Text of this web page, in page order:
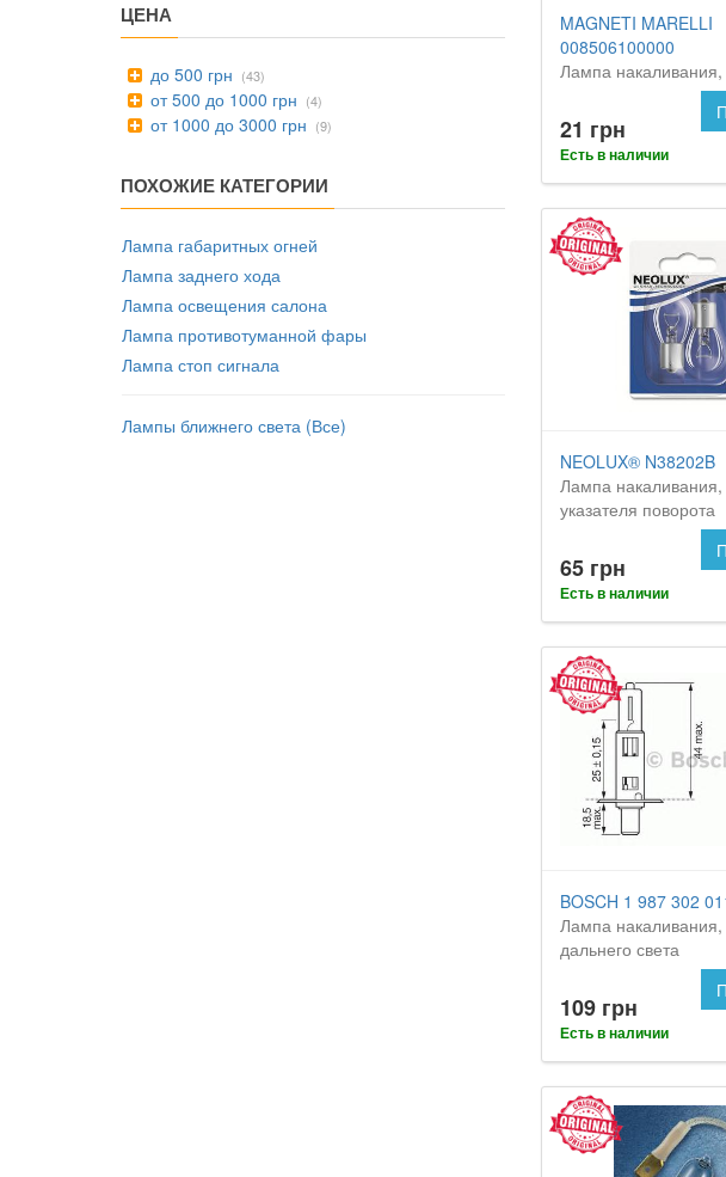
ЦЕНА
до 500 грн (43)
от 500 до 1000 грн (4)
от 1000 до 3000 грн (9)
ПОХОЖИЕ КАТЕГОРИИ
Лампа габаритных огней
Лампа заднего хода
Лампа освещения салона
Лампа противотуманной фары
Лампа стоп сигнала
Лампы ближнего света (Все)
MAGNETI MARELLI
008506100000
Лампа
указателя поворота
21 грн
Есть в наличии
NEOLUX® N38202B
Лампа
указателя поворота
65 грн
Есть в наличии
BOSCH 1 987 302
Лампа
дальнего света
109 грн
Есть в наличии